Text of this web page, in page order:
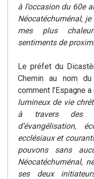
à l’occasion du 60e
Néocatéchuménal,
mes plus
sentiments de
Le préfet du
Chemin au nom
comment l’Espagne
lumineux de vie
à travers des
d’évangélisation,
ecclésiaux et
pouvons sans
Néocatéchuménal,
ses deux